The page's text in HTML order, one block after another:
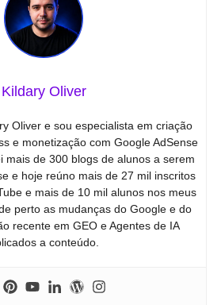
Kildary Oliver
Oliver e sou especialista em criação
e monetização com Google AdSense
mais de 300 blogs de alunos a serem
e hoje reúno mais de 27 mil inscritos
e mais de 10 mil alunos nos meus
perto as mudanças do Google e do
recente em GEO e Agentes de IA
a conteúdo.